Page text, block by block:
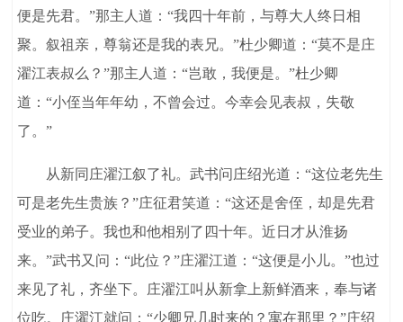
便是先君。”那主人道：“我四十年前，与尊大人终日相
聚。叙祖亲，尊翁还是我的表兄。”杜少卿道：“莫不是庄
濯江表叔么？”那主人道：“岂敢，我便是。”杜少卿
道：“小侄当年年幼，不曾会过。今幸会见表叔，失敬
了。”
从新同庄濯江叙了礼。武书问庄绍光道：“这位老先生
可是老先生贵族？”庄征君笑道：“这还是舍侄，却是先君
受业的弟子。我也和他相别了四十年。近日才从淮扬
来。”武书又问：“此位？”庄濯江道：“这便是小儿。”也过
来见了礼，齐坐下。庄濯江叫从新拿上新鲜酒来，奉与诸
位吃。庄濯江就问：“少卿兄几时来的？寓在那里？”庄绍